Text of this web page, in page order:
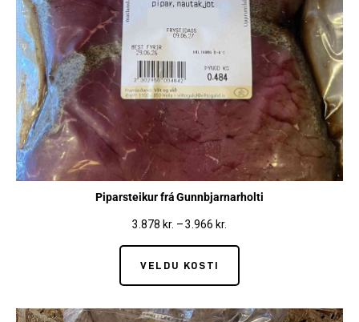
Piparsteikur frá Gunnbjarnarholti
3.878 kr. – 3.966kr.
VELDU KOSTI